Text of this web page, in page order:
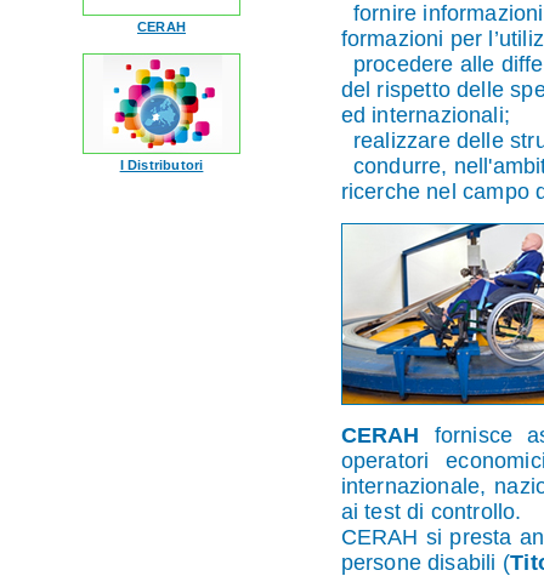
CERAH
I Distributori
fornire
formazioni per
procedere alle
del rispetto delle
ed internazionali;
realizzare delle
condurre,
ricerche nel campo
CERAH fornisce
operatori
internazionale,
ai test di controllo.
CERAH si presta
persone disabili (